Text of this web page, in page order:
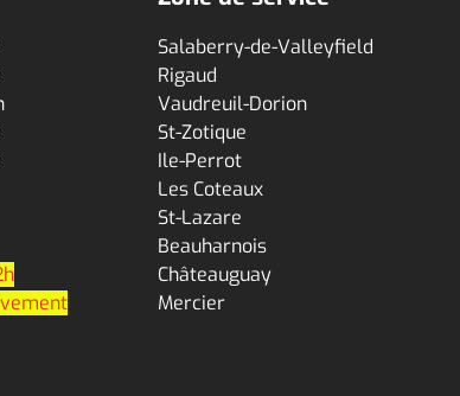
Salaberry-de-Valleyfield
Rigaud
Vaudreuil-Dorion
St-Zotique
Ile-Perrot
Les Coteaux
St-Lazare
Beauharnois
Châteauguay
Mercier